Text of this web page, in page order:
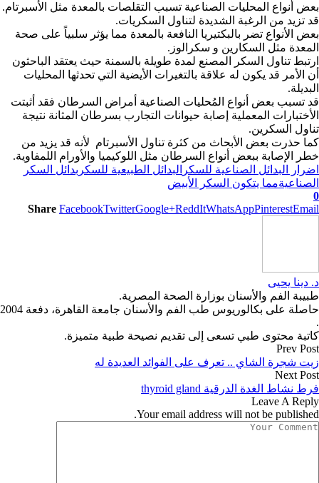
بعض أنواع المحليات الصناعية تسبب التقلصات بالمعدة مثل الأسبرتام.
قد تزيد من الرغبة الشديدة لتناول السكريات.
بعض الأنواع تضر بالبكتيريا النافعة بالمعدة مما يؤثر سلبياً على صحة
المعدة مثل السكارين و سكرالوز.
ارتبط تناول السكر المصنع لمدة طويلة بالسمنة حيث يعتقد الباحثون
أن الأمر قد يكون له علاقة بالتغيرات الأيضية التي تحدثها المحليات
البديلة.
قد تسبب بعض أنواع المُحليات الصناعية أمراض السرطان فقد أثبتت
الأختبارات المعملية إصابة حيوانات التجارب بسرطان المثانة نتيجة
تناول السكرين.
كما حذرت بعض الأبحاث من كثرة تناول الأسبرتام لأنه قد يزيد من
خطر الإصابة ببعض أنواع السرطان مثل اللوكيميا والأورام اللمفاوية.
اضرار البدائل الصناعية للسكر البدائل الطبيعية للسكر بدائل السكر
الصناعيةمما يتكون السكر الأبيض
0
Share FacebookTwitterGoogle+ReddItWhatsAppPinterestEmail
د. دينا يحيى
طبيبة الفم والأسنان بوزارة الصحة المصرية.
حاصلة على بكالوريوس طب الفم والأسنان جامعة القاهرة، دفعة 2004
.
كاتبة محتوى طبي تسعى إلى تقديم نصيحة طبية متميزة.
Prev Post
زيت شجرة الشاي .. تعرف على الفوائد العديدة له
Next Post
فرط نشاط الغدة الدرقية thyroid gland
Leave A Reply
Your email address will not be published.